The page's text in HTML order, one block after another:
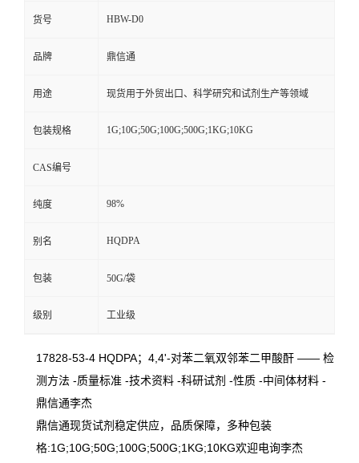
货号 HBW-D0
品牌 鼎信通
用途 现货用于外贸出口、科学研究和试剂生产等领域
包装规格 1G;10G;50G;100G;500G;1KG;10KG
CAS编号
纯度 98%
别名 HQDPA
包装 50G/袋
级别 工业级
17828-53-4 HQDPA；4,4'-对苯二氧双邻苯二甲酸酐 —— 检
测方法 -质量标准 -技术资料 -科研试剂 -性质 -中间体材料 -
鼎信通李杰
鼎信通现货试剂稳定供应，品质保障，多种包装
格:1G;10G;50G;100G;500G;1KG;10KG欢迎电询李杰